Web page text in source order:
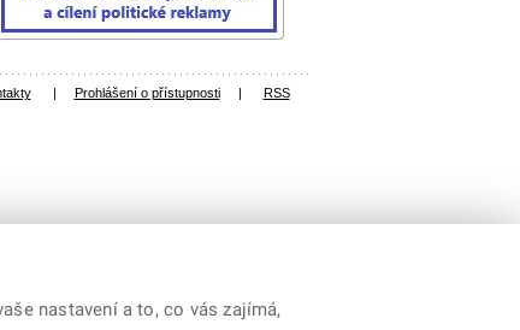
| Prohlášení o přístupnosti | RSS
nastavení a to, co vás zajímá,